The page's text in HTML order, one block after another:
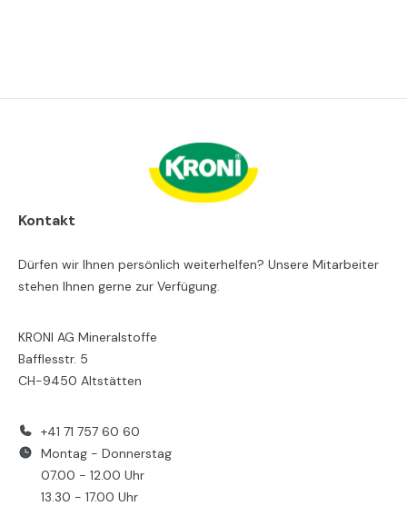
Kontakt
Dürfen wir Ihnen persönlich weiterhelfen? Unsere Mitarbeiter
stehen Ihnen gerne zur Verfügung.
KRONI AG Mineralstoffe
Bafflesstr. 5
CH-9450 Altstätten
+41 71 757 60 60
Montag - Donnerstag
07.00 - 12.00 Uhr
13.30 - 17.00 Uhr